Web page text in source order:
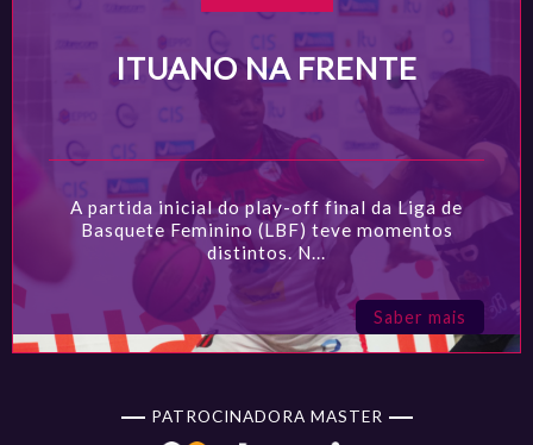
ITUANO NA FRENTE
A partida inicial do play-off final da Liga de
Basquete Feminino (LBF) teve momentos
distintos. N...
Saber mais
PATROCINADORA MASTER